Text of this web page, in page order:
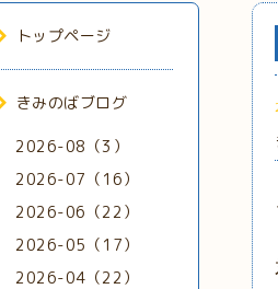
トップページ
きみのばブログ
2026-08（3）
2026-07（16）
2026-06（22）
2026-05（17）
2026-04（22）